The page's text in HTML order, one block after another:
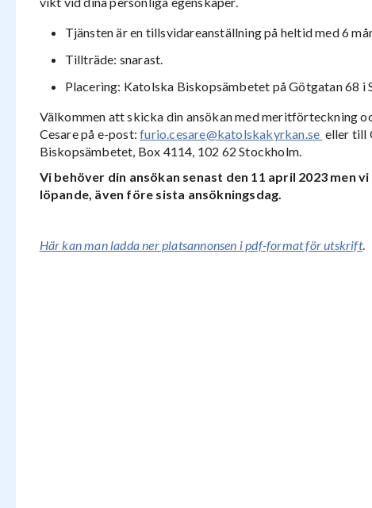
Tjänsten är en tillsvidareanställning på heltid med 6
Tillträde: snarast.
Placering: Katolska Biskopsämbetet på Götgatan 68 i
Välkommen att skicka din ansökan med meritförteckning
Cesare på e-post:furio.cesare@katolskakyrkan.se eller till
Biskopsämbetet, Box 4114, 102 62 Stockholm.
Vi behöver din ansökan senast den 11 april 2023 men
löpande, även före sista ansökningsdag.
Här kan man ladda ner platsannonsen i pdf-format för utskrift.